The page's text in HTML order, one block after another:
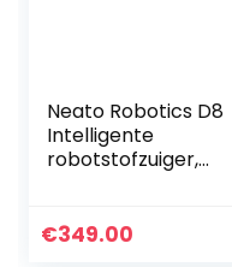
Neato Robotics D8
Intelligente
robotstofzuiger,
lange batterijduur
€349.00